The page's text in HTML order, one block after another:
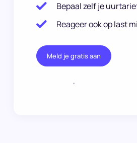
Bepaal zelf je
Reageer ook op last
Meld je gratis aan
.